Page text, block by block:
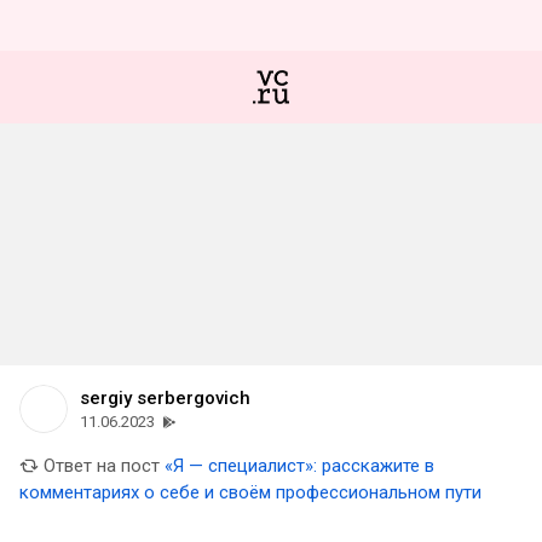
sergiy serbergovich
11.06.2023
Ответ на пост «Я — специалист»: расскажите в
комментариях о себе и своём профессиональном пути